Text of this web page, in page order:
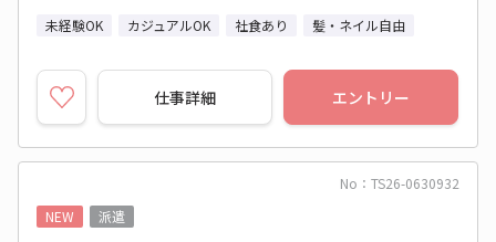
未経験OK カジュアルOK 社食あり 髪・ネイル自由
仕事詳細 エントリー
No：TS26-0630932
NEW
派遣